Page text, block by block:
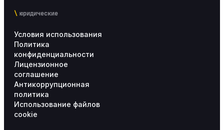
юридические
Условия использования
Политика
конфиденциальности
Лицензионное
соглашение
Антикоррупционная
политика
Использование файлов
cookie